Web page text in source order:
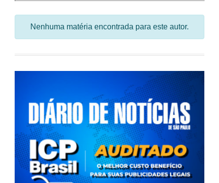
Nenhuma matéria encontrada para este autor.